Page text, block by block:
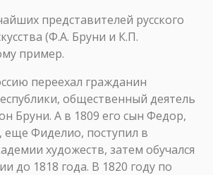
представителей русского
(Ф.А. Бруни и К.П.
пример.
переехал гражданин
общественный деятель
Бруни. А в 1809 его сын Федор,
еще Фиделио, поступил в
художеств, затем обучался
до 1818 года. В 1820 году по